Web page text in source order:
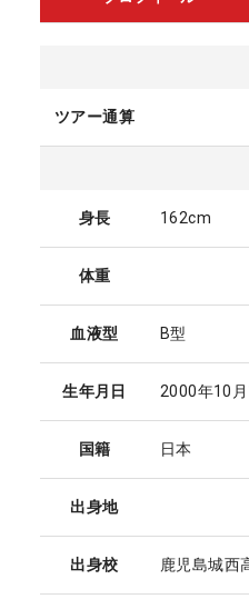
ツアー通算
身長 162cm
体重
血液型 B型
生年月日 2000年10
国籍 日本
出身地
出身校 鹿児島城西